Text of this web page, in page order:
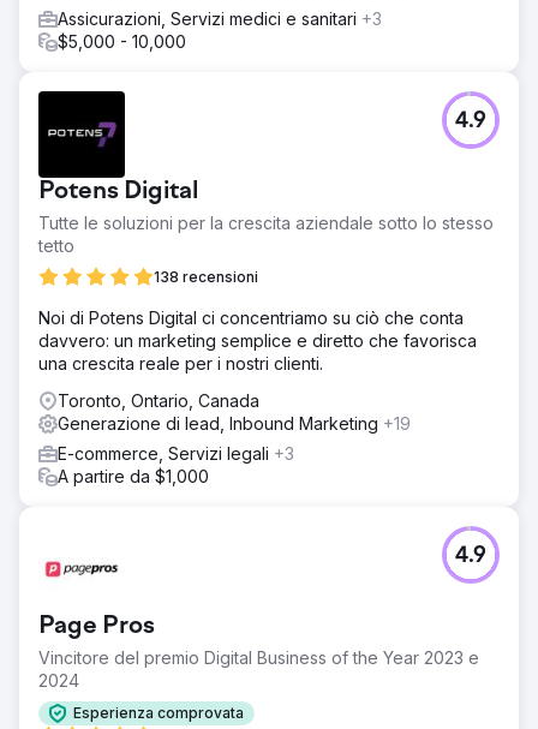
Assicurazioni, Servizi medici e sanitari +3
$5,000 - 10,000
Potens Digital
Tutte le soluzioni per la crescita aziendale sotto lo stesso
tetto
138 recensioni
4.9
Noi di Potens Digital ci concentriamo su ciò che conta
davvero: un marketing semplice e diretto che favorisca
una crescita reale per i nostri clienti.
Toronto, Ontario, Canada
Generazione di lead, Inbound Marketing +19
E-commerce, Servizi legali +3
A partire da $1,000
Page Pros
Vincitore del premio Digital Business of the Year 2023 e
2024
Esperienza comprovata
4.9